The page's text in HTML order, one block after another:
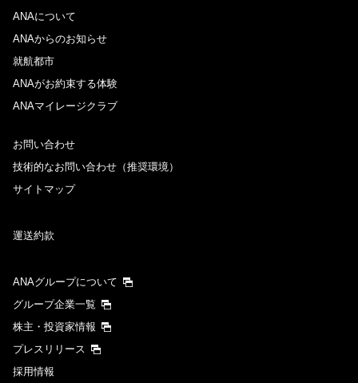
ANAについて
ANAからのお知らせ
就航都市
ANAがお約束する体験
ANAマイレージクラブ
お問い合わせ
技術的なお問い合わせ（推奨環境）
サイトマップ
運送約款
ANAグループについて
グループ企業一覧
株主・投資家情報
プレスリリース
採用情報